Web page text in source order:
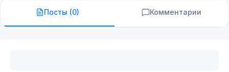
Посты (0) Комментарии